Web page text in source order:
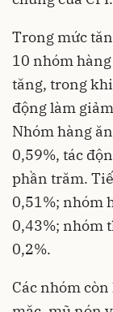
Trong mức
10 nhóm
tăng, trong
động làm
Nhóm hàng
0,59%, tác
phần trăm.
0,51%; nhóm
0,43%; nhóm
0,2%.
Các nhóm